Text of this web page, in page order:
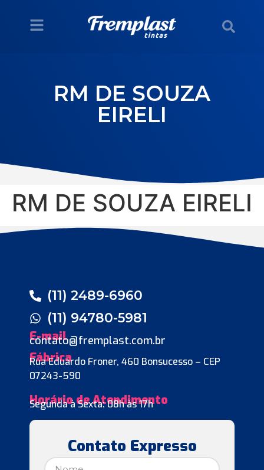
RM DE SOUZA
EIRELI
RM DE SOUZA EIRELI
(11) 2489-6960
(11) 94780-5981
E-mail
contato@fremplast.com.br
Fábrica
Rua Eduardo Froner, 460 Bonsucesso – CEP
07243-590
Horário de Atendimento
Segunda à Sexta: 08h às 17h
Contato Expresso